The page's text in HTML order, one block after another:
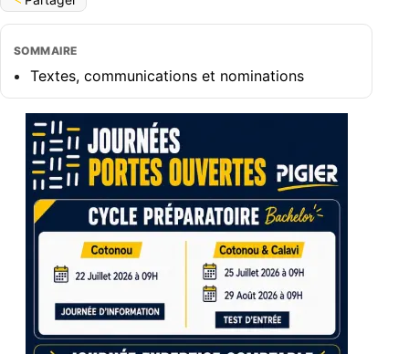
SOMMAIRE
Textes, communications et nominations